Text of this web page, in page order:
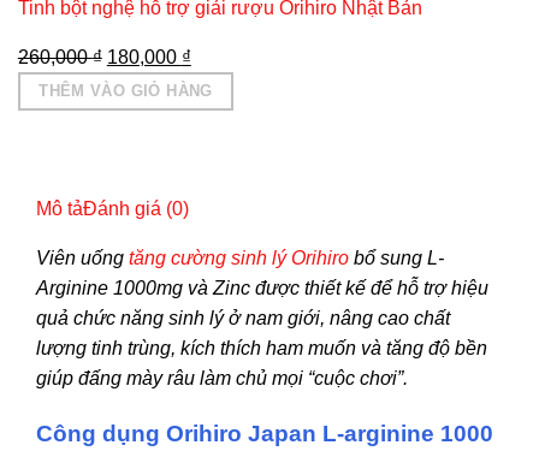
Tinh bột nghệ hỗ trợ giải rượu Orihiro Nhật Bản
260,000₫ Giá
gốc
là:
180,000 ₫Giá
hiện
tại
THÊM VÀO GIỎ HÀNG
Mô tảĐánh giá (0)
Viên uống tăng cường sinh lý Orihiro bổ sung L-
Arginine 1000mg và Zinc được thiết kế để hỗ trợ hiệu
quả chức năng sinh lý ở nam giới, nâng cao chất
lượng tinh trùng, kích thích ham muốn và tăng độ bền
giúp đấng mày râu làm chủ mọi “cuộc chơi”.
Công dụng Orihiro Japan L-arginine 1000